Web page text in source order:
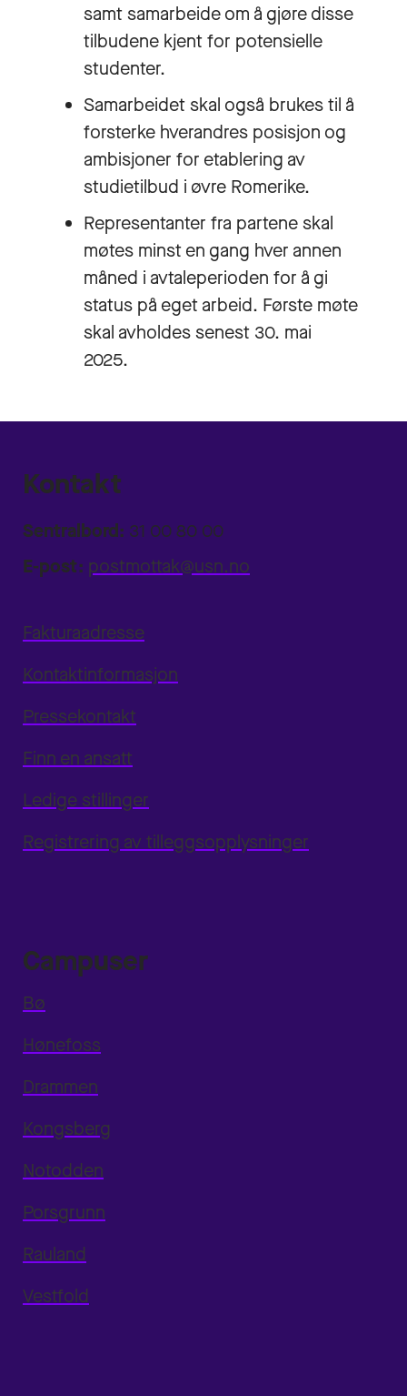
samt samarbeide om å gjøre disse
tilbudene kjent for potensielle
studenter.
Samarbeidet skal også brukes til å
forsterke hverandres posisjon og
ambisjoner for etablering av
studietilbud i øvre Romerike.
Representanter fra partene skal
møtes minst en gang hver annen
måned i avtaleperioden for å gi
status på eget arbeid. Første møte
skal avholdes senest 30. mai
2025.
Kontakt
Sentralbord: 31 00 80 00
E-post: postmottak@usn.no
Fakturaadresse
Kontaktinformasjon
Pressekontakt
Finn en ansatt
Ledige stillinger
Registrering av tilleggsopplysninger
Campuser
Bø
Hønefoss
Drammen
Kongsberg
Notodden
Porsgrunn
Rauland
Vestfold